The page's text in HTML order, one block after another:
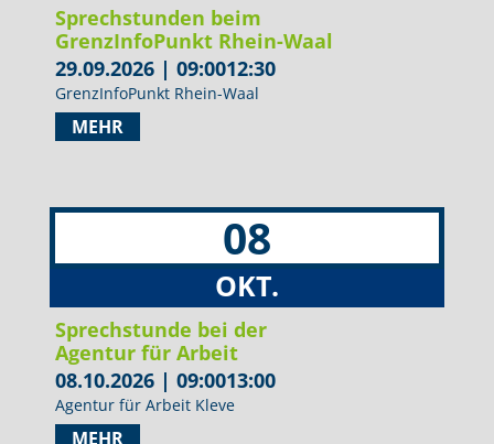
Sprechstunden beim
GrenzInfoPunkt Rhein-Waal
29.09.2026 | 09:0012:30
GrenzInfoPunkt Rhein-Waal
MEHR
08
OKT.
Sprechstunde bei der
Agentur für Arbeit
08.10.2026 | 09:0013:00
Agentur für Arbeit Kleve
MEHR